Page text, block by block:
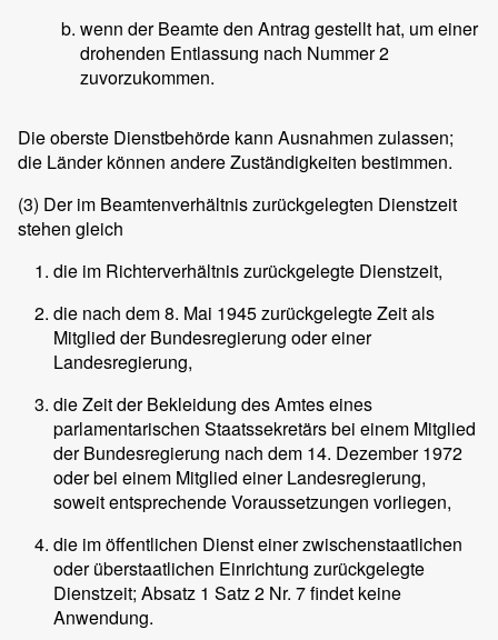
wenn der Beamte den Antrag gestellt hat, um einer
drohenden Entlassung nach Nummer 2
zuvorzukommen.
Die oberste Dienstbehörde kann Ausnahmen zulassen;
die Länder können andere Zuständigkeiten bestimmen.
(3) Der im Beamtenverhältnis zurückgelegten Dienstzeit
stehen gleich
die im Richterverhältnis zurückgelegte Dienstzeit,
die nach dem 8. Mai 1945 zurückgelegte Zeit als
Mitglied der Bundesregierung oder einer
Landesregierung,
die Zeit der Bekleidung des Amtes eines
parlamentarischen Staatssekretärs bei einem Mitglied
der Bundesregierung nach dem 14. Dezember 1972
oder bei einem Mitglied einer Landesregierung,
soweit entsprechende Voraussetzungen vorliegen,
die im öffentlichen Dienst einer zwischenstaatlichen
oder überstaatlichen Einrichtung zurückgelegte
Dienstzeit; Absatz 1 Satz 2 Nr. 7 findet keine
Anwendung.